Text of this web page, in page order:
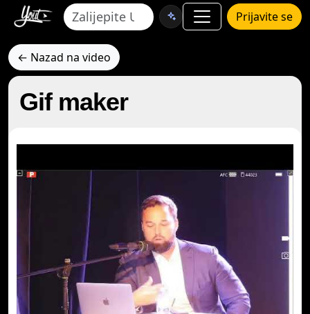
Prijavite se
← Nazad na video
Gif maker